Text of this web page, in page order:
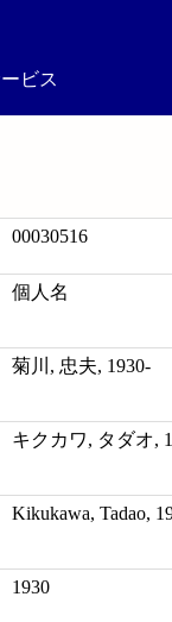
ビス
00030516
個人名
菊川, 忠夫, 1930-
キクカワ, タダオ,
Kikukawa, Tadao,
1930